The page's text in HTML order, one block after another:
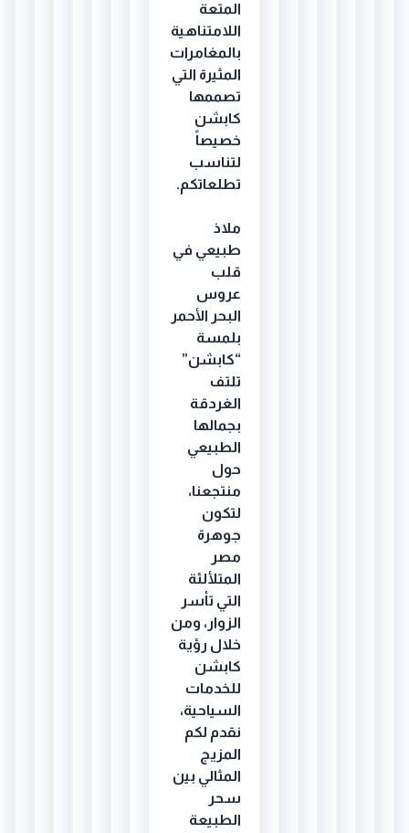
المتعة
اللامتناهية
بالمغامرات
المثيرة التي
تصممها
كابشن
خصيصاً
لتناسب
تطلعاتكم.
ملاذ
طبيعي في
قلب
عروس
البحر الأحمر
بلمسة
“كابشن”
تلتف
الغردقة
بجمالها
الطبيعي
حول
منتجعنا،
لتكون
جوهرة
مصر
المتلألئة
التي تأسر
الزوار، ومن
خلال رؤية
كابشن
للخدمات
السياحية،
نقدم لكم
المزيج
المثالي بين
سحر
الطبيعة